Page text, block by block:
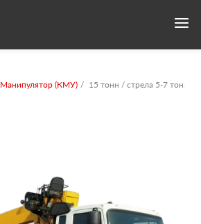
Манипулятор (КМУ) 15 тонн / стрела 5-7 тонн